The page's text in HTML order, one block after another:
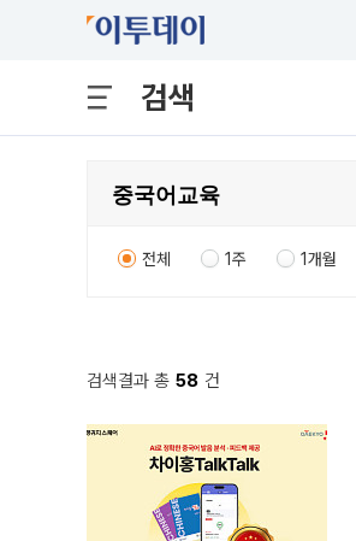
검색
전체 1주 1개월
검색결과 총 58 건